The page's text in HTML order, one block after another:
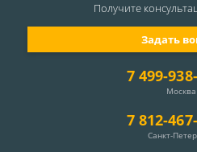
7 499-
Москва
7 812-
Санкт-
Задать
Получите